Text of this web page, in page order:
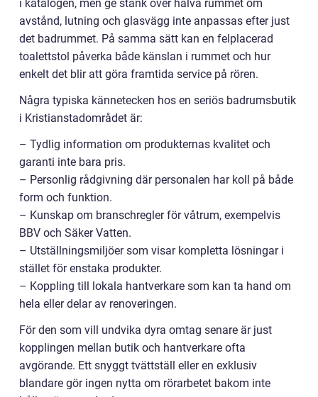
i katalogen, men ge stänk över halva rummet om
avstånd, lutning och glasvägg inte anpassas efter just
det badrummet. På samma sätt kan en felplacerad
toalettstol påverka både känslan i rummet och hur
enkelt det blir att göra framtida service på rören.
Några typiska kännetecken hos en seriös badrumsbutik
i Kristianstadområdet är:
– Tydlig information om produkternas kvalitet och
garanti inte bara pris.
– Personlig rådgivning där personalen har koll på både
form och funktion.
– Kunskap om branschregler för våtrum, exempelvis
BBV och Säker Vatten.
– Utställningsmiljöer som visar kompletta lösningar i
stället för enstaka produkter.
– Koppling till lokala hantverkare som kan ta hand om
hela eller delar av renoveringen.
För den som vill undvika dyra omtag senare är just
kopplingen mellan butik och hantverkare ofta
avgörande. Ett snyggt tvättställ eller en exklusiv
blandare gör ingen nytta om rörarbetet bakom inte